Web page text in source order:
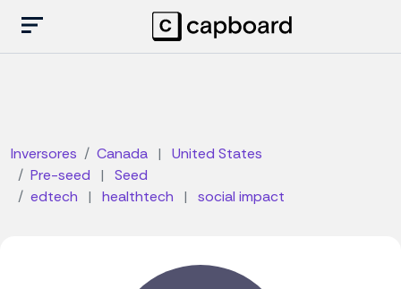
Inversores Canada |
United States
Pre-seed
|
Seed
edtech
| healthtech | social impact